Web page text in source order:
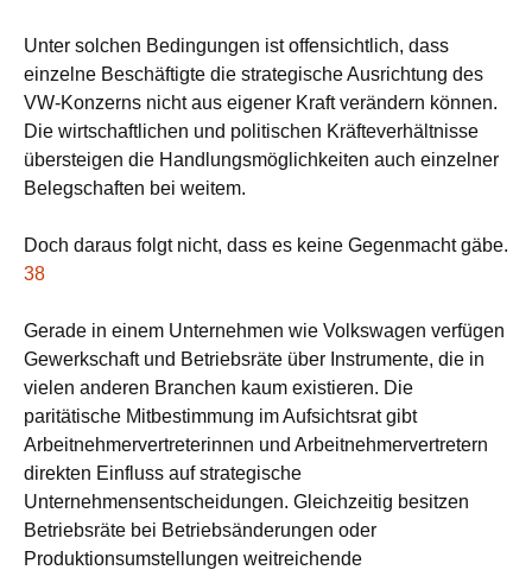
Unter solchen Bedingungen ist offensichtlich, dass
einzelne Beschäftigte die strategische Ausrichtung des
VW-Konzerns nicht aus eigener Kraft verändern können.
Die wirtschaftlichen und politischen Kräfteverhältnisse
übersteigen die Handlungsmöglichkeiten auch einzelner
Belegschaften bei weitem.
Doch daraus folgt nicht, dass es keine Gegenmacht gäbe.
38
Gerade in einem Unternehmen wie Volkswagen verfügen
Gewerkschaft und Betriebsräte über Instrumente, die in
vielen anderen Branchen kaum existieren. Die
paritätische Mitbestimmung im Aufsichtsrat gibt
Arbeitnehmervertreterinnen und Arbeitnehmervertretern
direkten Einfluss auf strategische
Unternehmensentscheidungen. Gleichzeitig besitzen
Betriebsräte bei Betriebsänderungen oder
Produktionsumstellungen weitreichende